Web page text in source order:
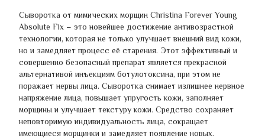
Сыворотка от мимических морщин Christina Forever Young
Absolute Fix – это новейшее достижение антивозрастной
технологии, которая не только улучшает внешний вид кожи,
но и замедляет процесс её старения. Этот эффективный и
совершенно безопасный препарат является прекрасной
альтернативой инъекциям ботулотоксина, при этом не
поражает нервы лица. Сыворотка снимает излишнее нервное
напряжение лица, повышает упругость кожи, заполняет
морщины и улучшает текстуру кожи. Средство сохраняет
неповторимую индивидуальность лица, сокращает
имеющиеся морщинки и замедляет появление новых.